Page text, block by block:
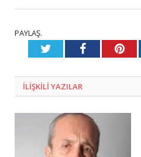
PAYLAŞ.
TwitterFacebook
ILIŞKILI YAZILAR